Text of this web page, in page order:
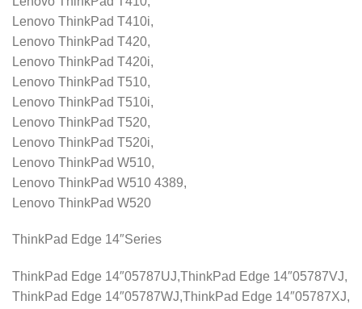
Lenovo ThinkPad T410i,
Lenovo ThinkPad T420,
Lenovo ThinkPad T420i,
Lenovo ThinkPad T510,
Lenovo ThinkPad T510i,
Lenovo ThinkPad T520,
Lenovo ThinkPad T520i,
Lenovo ThinkPad W510,
Lenovo ThinkPad W510 4389,
Lenovo ThinkPad W520
ThinkPad Edge 14″Series
ThinkPad Edge 14″05787UJ,ThinkPad Edge 14″05787VJ,
ThinkPad Edge 14″05787WJ,ThinkPad Edge 14″05787XJ,